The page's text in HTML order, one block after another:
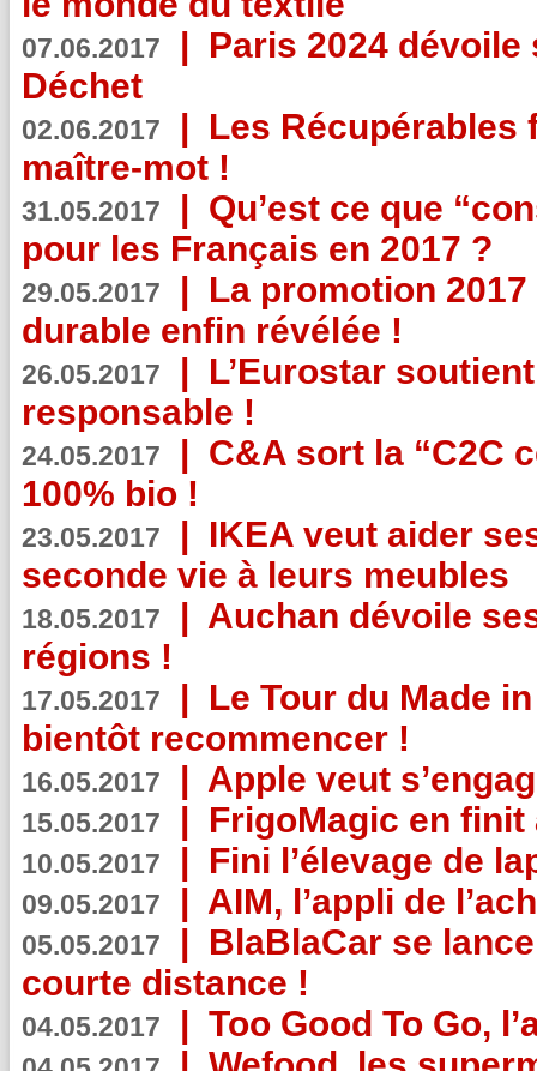
07.06.2017 | Paris 2024
Déchet
02.06.2017 | Les Récupérables
maître-mot !
31.05.2017 | Qu’est ce que
pour les Français en 2017 ?
29.05.2017 | La promotion
durable enfin révélée !
26.05.2017 | L’Eurostar
responsable !
24.05.2017 | C&A sort la “C2C
100% bio !
23.05.2017 | IKEA veut aider
seconde vie à leurs meubles
18.05.2017 | Auchan dévoile
régions !
17.05.2017 | Le Tour du Made
bientôt recommencer !
16.05.2017 | Apple veut
15.05.2017 | FrigoMagic en
10.05.2017 | Fini l’élevage de
09.05.2017 | AIM, l’appli de
05.05.2017 | BlaBlaCar se
courte distance !
04.05.2017 | Too Good To Go,